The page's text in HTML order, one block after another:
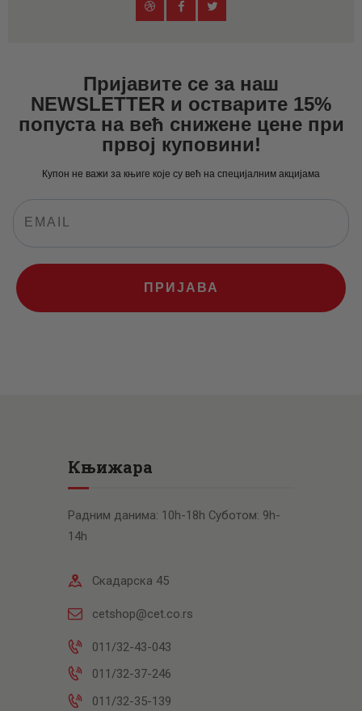
Пријавите се за наш
NEWSLETTER и остварите 15%
попуста на већ снижене цене при
првој куповини!
Купон не важи за књиге које су већ на специјалним акцијама
ПРИЈАВА
Књижара
Радним данима: 10h-18h Суботом: 9h-
14h
Скадарска 45
cetshop@cet.co.rs
011/32-43-043
011/32-37-246
011/32-35-139